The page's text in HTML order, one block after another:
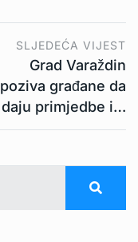
SLJEDEĆA VIJEST
Grad Varaždin
poziva građane da
daju primjedbe i…